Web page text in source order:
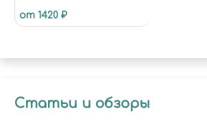
САМОЛЁТЫ
от 1420 ₽
Статьи и обзоры